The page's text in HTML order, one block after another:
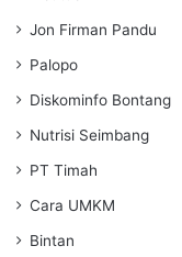
Jon Firman Pandu
Palopo
Diskominfo Bontang
Nutrisi Seimbang
PT Timah
Cara UMKM
Bintan